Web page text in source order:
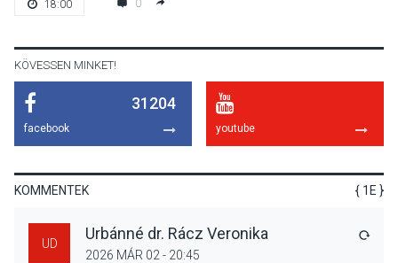
18:00 0
KÖVESSEN MINKET!
31204
facebook youtube
KOMMENTEK { 1E }
UD
Urbánné dr. Rácz Veronika
2026 MÁR 02 - 20:45